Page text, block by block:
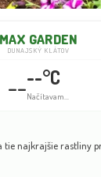
MAX GARDEN
DUNAJSKÝ KLÁTOV
--°C
Info dočasne nedostupné
tie najkrajšie rastliny